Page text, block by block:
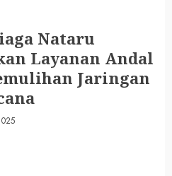
Nataru
Layanan Andal
Jaringan